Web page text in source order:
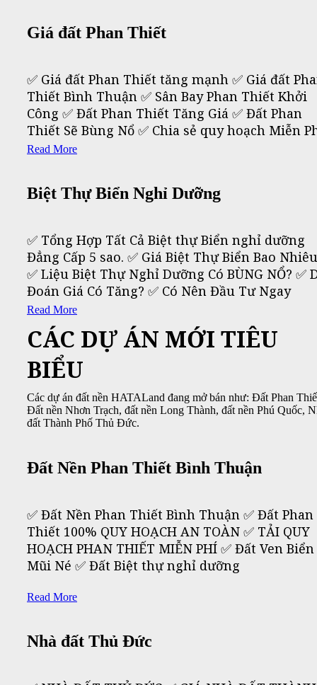
Giá đất Phan Thiết
✅ Giá đất Phan Thiết tăng mạnh ✅ Giá đất
Thiết Bình Thuận ✅ Sân Bay Phan Thiết Khởi
Công ✅ Đất Phan Thiết Tăng Giá ✅ Đất Phan
Thiết Sẽ Bùng Nổ ✅ Chia sẻ quy hoạch Miễn
Read More
Biệt Thự Biển Nghỉ Dưỡng
✅ Tổng Hợp Tất Cả Biệt thự Biển nghỉ dưỡng
Đẳng Cấp 5 sao. ✅ Giá Biệt Thự Biển Bao
✅ Liệu Biệt Thự Nghỉ Dưỡng Có BÙNG NỔ? ✅
Đoán Giá Có Tăng? ✅ Có Nên Đầu Tư Ngay
Read More
CÁC DỰ ÁN MỚI TIÊU
BIỂU
Các dự án đất nền HATALand đang mở bán như: Đất Phan
Đất nền Nhơn Trạch, đất nền Long Thành, đất nền Phú Quốc,
đất Thành Phố Thủ Đức.
Đất Nền Phan Thiết Bình Thuận
✅ Đất Nền Phan Thiết Bình Thuận ✅ Đất Phan
Thiết 100% QUY HOẠCH AN TOÀN ✅ TẢI QUY
HOẠCH PHAN THIẾT MIỄN PHÍ ✅ Đất Ven Biển
Mũi Né ✅ Đất Biệt thự nghỉ dưỡng
Read More
Nhà đất Thủ Đức